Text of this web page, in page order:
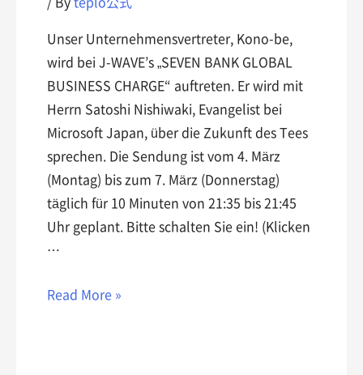
/ Byteplo公式
Unser Unternehmensvertreter, Kono-be,
wird bei J-WAVE’s „SEVEN BANK GLOBAL
BUSINESS CHARGE“ auftreten. Er wird mit
Herrn Satoshi Nishiwaki, Evangelist bei
Microsoft Japan, über die Zukunft des Tees
sprechen. Die Sendung ist vom 4. März
(Montag) bis zum 7. März (Donnerstag)
täglich für 10 Minuten von 21:35 bis 21:45
Uhr geplant. Bitte schalten Sie ein! (Klicken
…
Read More »